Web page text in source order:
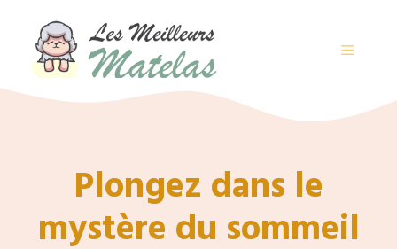
contenu
MENU
Plongez dans le
mystère du sommeil